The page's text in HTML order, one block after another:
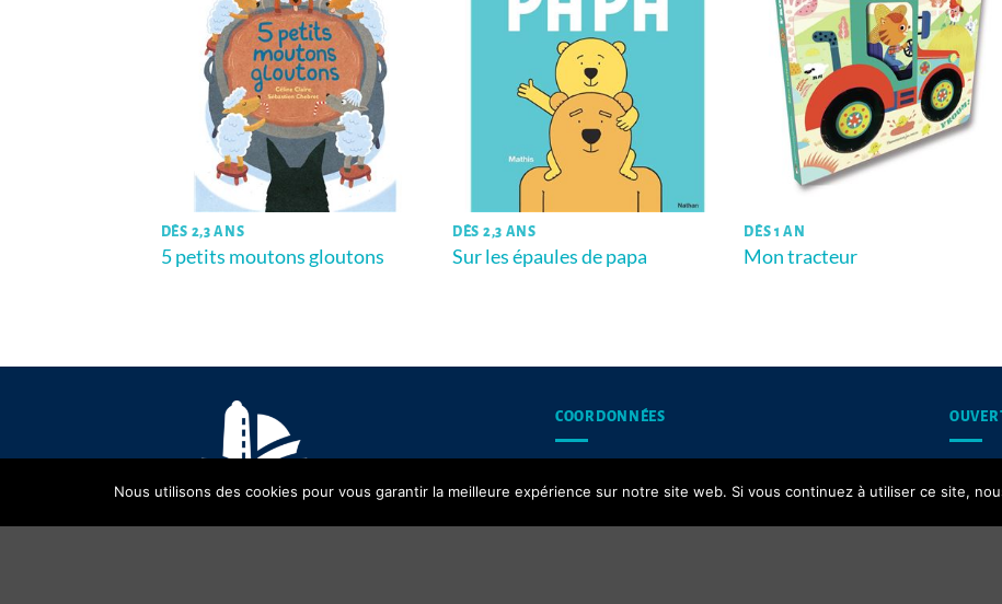
DÈS 2,3 ANS
5 petits moutons gloutons
DÈS 2,3 ANS
Sur les épaules de papa
DÈS 1 AN
Mon tracteur
COORDONNÉES
62200 Boulogne-sur-Mer
Nous utilisons des cookies pour vous garantir la meilleure expérience sur notre site web. Si vous continuez à utiliser ce site,